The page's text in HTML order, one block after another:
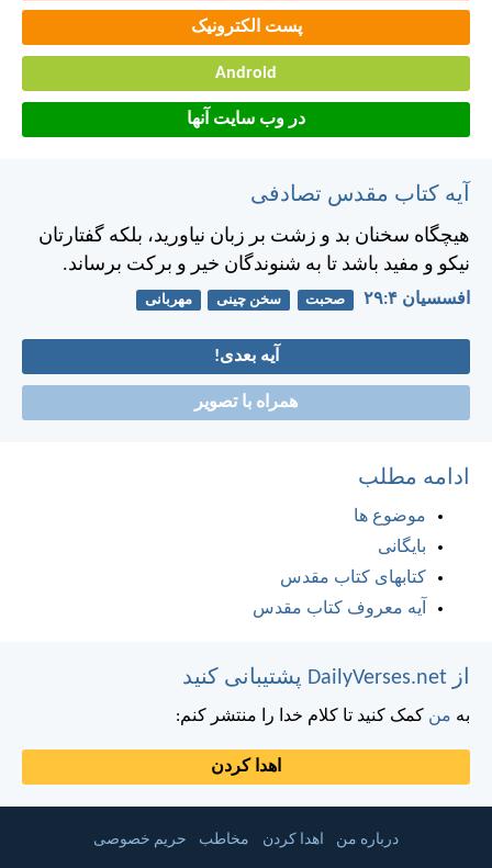
پست الکترونیک
Android
در وب سایت آنها
آیه کتاب مقدس تصادفی
هيچگاه سخنان بد و زشت بر زبان نياوريد، بلكه گفتارتان
نيكو و مفيد باشد تا به شنوندگان خير و بركت برساند.
افسسیان ۴:‏۲۹ صحبت سخن چینی مهربانی
آیه بعدی!
همراه با تصویر
ادامه مطلب
موضوع ها
بایگانی
کتابهای کتاب مقدس
آیه معروف کتاب مقدس
از DailyVerses.net پشتیبانی کنید
به من کمک کنید تا کلام خدا را منتشر کنم:
اهدا کردن
درباره من اهدا کردن مخاطب حریم خصوصی